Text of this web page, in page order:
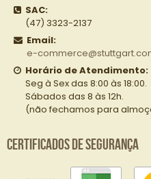
SAC:
(47) 3323-2137
Email:
e-
Horário de Atendimento:
Seg à Sex das 8:00 às 18:00.
Sábados das 8 às 12h.
(não fechamos para
Certificados de Segurança